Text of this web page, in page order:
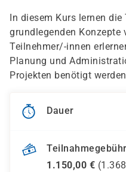
In diesem Kurs lernen
grundlegenden Konzepte
Teilnehmer/-innen
Planung und
Projekten benötigt
Dauer
1.150,00 € (